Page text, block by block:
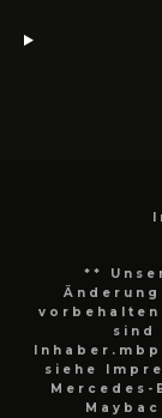
**
sind
siehe
Mercedes-